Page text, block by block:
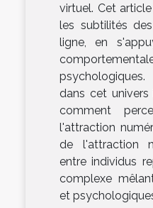
virtuel. Cet
les subtilités
ligne, en
dans cet
comment
l'attraction
de l'attraction
entre individus
complexe
et